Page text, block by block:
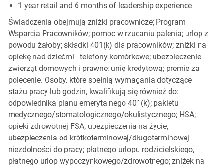
1 year retail and 6 months of leadership experience
Świadczenia obejmują zniżki pracownicze; Program
Wsparcia Pracowników; pomoc w rzucaniu palenia; urlop z
powodu żałoby; składki 401(k) dla pracowników; zniżki na
opiekę nad dziećmi i telefony komórkowe; ubezpieczenie
zwierząt domowych i prawne; unię kredytową; premie za
polecenie. Osoby, które spełnią wymagania dotyczące
stażu pracy lub godzin, kwalifikują się również do:
odpowiednika planu emerytalnego 401(k); pakietu
medycznego/stomatologicznego/okulistycznego; HSA;
opieki zdrowotnej FSA; ubezpieczenia na życie;
ubezpieczenia od krótkoterminowej/długoterminowej
niezdolności do pracy; płatnego urlopu rodzicielskiego,
płatnego urlop wypoczynkowego/zdrowotnego; zniżek na